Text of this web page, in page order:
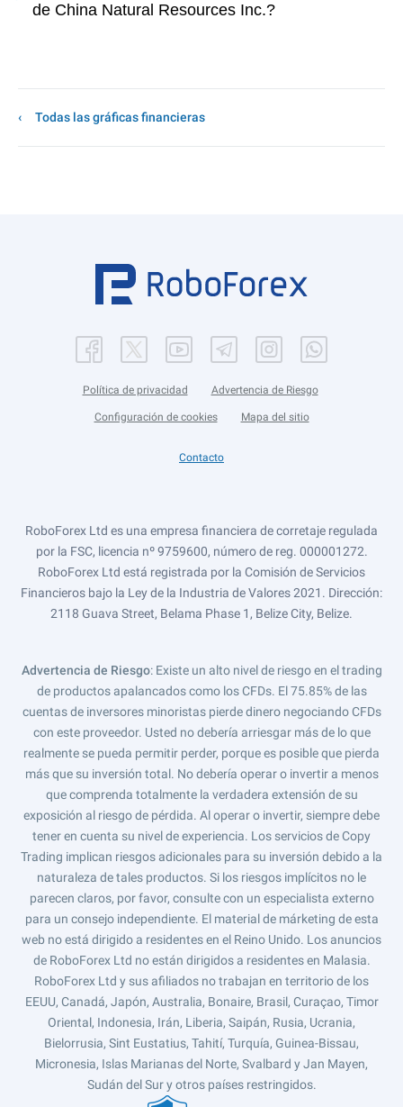
de China Natural Resources Inc.?
Todas las gráficas financieras
Política de privacidad Advertencia de Riesgo
Configuración de cookies Mapa del sitio
Contacto
RoboForex Ltd es una empresa financiera de corretaje regulada
por la FSC, licencia nº 9759600, número de reg. 000001272.
RoboForex Ltd está registrada por la Comisión de Servicios
Financieros bajo la Ley de la Industria de Valores 2021. Dirección:
2118 Guava Street, Belama Phase 1, Belize City, Belize.
Advertencia de Riesgo: Existe un alto nivel de riesgo en el trading
de productos apalancados como los CFDs. El 75.85% de las
cuentas de inversores minoristas pierde dinero negociando CFDs
con este proveedor. Usted no debería arriesgar más de lo que
realmente se pueda permitir perder, porque es posible que pierda
más que su inversión total. No debería operar o invertir a menos
que comprenda totalmente la verdadera extensión de su
exposición al riesgo de pérdida. Al operar o invertir, siempre debe
tener en cuenta su nivel de experiencia. Los servicios de Copy
Trading implican riesgos adicionales para su inversión debido a la
naturaleza de tales productos. Si los riesgos implícitos no le
parecen claros, por favor, consulte con un especialista externo
para un consejo independiente. El material de márketing de esta
web no está dirigido a residentes en el Reino Unido. Los anuncios
de RoboForex Ltd no están dirigidos a residentes en Malasia.
RoboForex Ltd y sus afiliados no trabajan en territorio de los
EEUU, Canadá, Japón, Australia, Bonaire, Brasil, Curaçao, Timor
Oriental, Indonesia, Irán, Liberia, Saipán, Rusia, Ucrania,
Bielorrusia, Sint Eustatius, Tahití, Turquía, Guinea-Bissau,
Micronesia, Islas Marianas del Norte, Svalbard y Jan Mayen,
Sudán del Sur y otros países restringidos.